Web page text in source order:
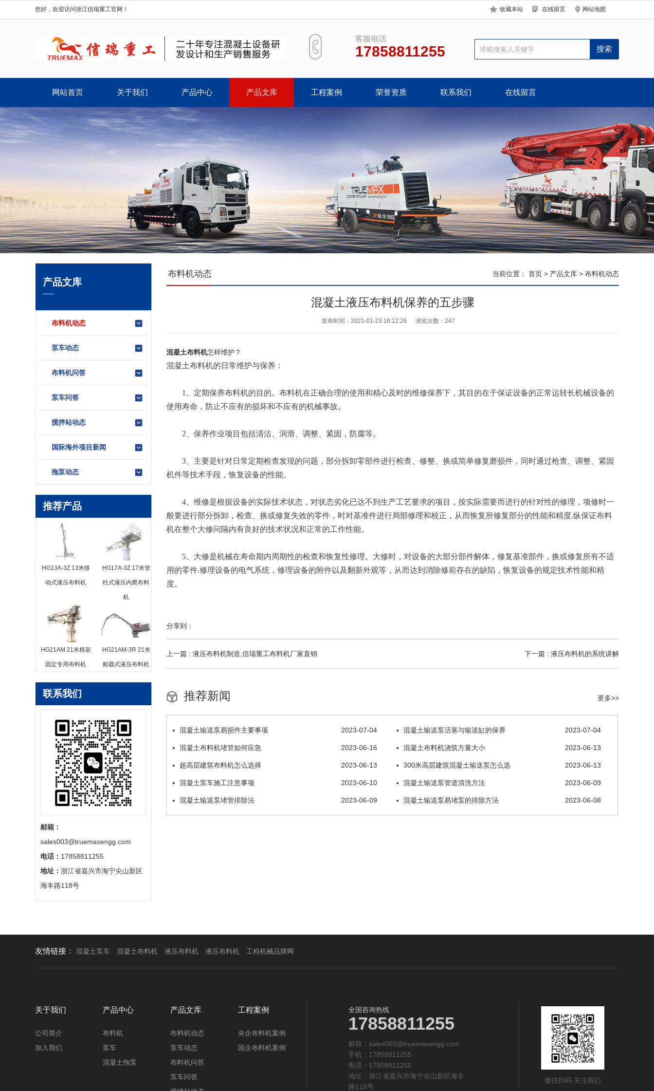
您好，欢迎访问浙江信瑞重工官网！ 收藏本站 在线留言 网站地图
客服电话
17858811255
网站首页 关于我们 产品中心 产品文库 工程案例 荣誉资质 联系我们 在线留言
产品文库
布料机动态
泵车动态
布料机问答
泵车问答
搅拌站动态
国际海外项目新闻
拖泵动态
推荐产品
HG13A-3Z 13米移
动式液压布料机
HG17A-3Z 17米管
柱式液压内爬布料
机
HG21AM 21米模架
固定专用布料机
HG21AM-3R 21米
船载式液压布料机
联系我们
邮箱：
sales003@truemaxengg.com
电话： 17858811255
地址： 浙江省嘉兴市海宁尖山新区
海丰路118号
当前位置： 首页 > 产品文库 > 布料机动态
布料机动态
混凝土液压布料机​保养的五步骤
发布时间：2021-01-23 16:12:26 浏览次数： 247
混凝土布料机怎样维护？
混凝土布料机的日常维护与保养：
1、定期保养布料机的目的。布料机在正确合理的使用和精心及时的维修保养下，其目的在于保证设备的正常运转长机械设备的
使用寿命，防止不应有的损坏和不应有的机械事故。
2、保养作业项目包括清沽、润滑、调整、紧固，防腐等。
3、主要是针对日常定期检查发现的问题，部分拆卸零部件进行检查、修整、换或简单修复磨损件，同时通过枪查、调整、紧固
机件等技术手段，恢复设备的性能。
4、维修是根据设备的实际技术状态，对状态劣化已达不到生产工艺要求的项目，按实际需要而进行的针对性的修理，项修时一
般要进行部分拆卸，检查、换或修复失效的零件，时对基准件进行局部修理和校正，从而恢复所修复部分的性能和精度.纵保证布料
机在整个大修问隔内有良好的技术状况和正常的工作性能。
5、大修是机械在寿命期内周期性的检查和恢复性修理。大修时，对设备的大部分部件解体，修复基准部件，换或修复所有不适
用的零件.修理设备的电气系统，修理设备的附件以及翻新外观等，从而达到消除修前存在的缺陷，恢复设备的规定技术性能和精
度。
分享到：
上一篇 : 液压布料机制造,信瑞重工布料机厂家直销 下一篇 : 液压布料机的系统讲解
更多>>
推荐新闻
2023-07-04
混凝土输送泵易损件主要事项 2023-07-04
混凝土输送泵活塞与输送缸的保养
2023-06-16
混凝土布料机堵管如何应急 2023-06-13
混凝土布料机浇筑方量大小
2023-06-13
超高层建筑布料机怎么选择 2023-06-13
300米高层建筑混凝土输送泵怎么选
2023-06-10
混凝土泵车施工注意事项 2023-06-09
混凝土输送泵管道清洗方法
2023-06-09
混凝土输送泵堵管排除法 2023-06-08
混凝土输送泵易堵泵的排除方法
友情链接： 混凝土泵车 混凝土布料机 液压布料机 液压布料机 工程机械品牌网
关于我们
公司简介
加入我们
产品中心
布料机
泵车
混凝土拖泵
产品文库
布料机动态
泵车动态
布料机问答
泵车问答
工程案例
央企布料机案例
国企布料机案例
微信扫码 关注我们
全国咨询热线
17858811255
邮箱：sales003@truemaxengg.com
手机：17858811255
电话：17858811255
地址：浙江省嘉兴市海宁尖山新区海丰
路118号